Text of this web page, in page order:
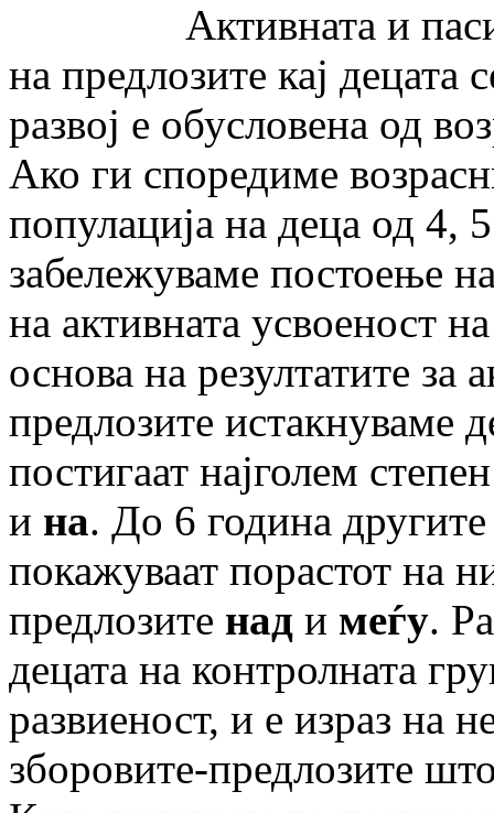
Активната и
на предлозите кај децата
развој е обусловена од
Ако ги споредиме
популација на деца од 4,
забележуваме постоење
на активната усвоеност
основа на резултатите за
предлозите истакнуваме
постигаат најголем
и на. До 6 година
покажуваат порастот на
предлозите над и меѓу.
децата на контролната
развиеност, и е израз на
зборовите-предлозите